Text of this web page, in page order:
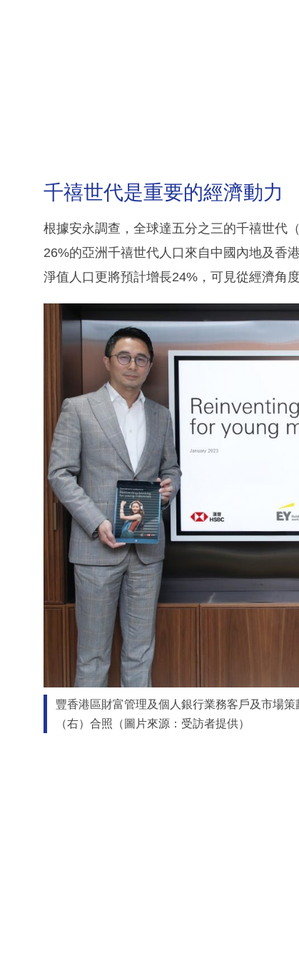
千禧世代是重要的經濟動力
根據安永調查，全球達五分之三的千禧世代
26%的亞洲千禧世代人口來自中國內地及香
淨值人口更將預計增長24%，可見從經濟角
豐香港區財富管理及個人銀行業務客戶及市場
（右）合照（圖片來源：受訪者提供）